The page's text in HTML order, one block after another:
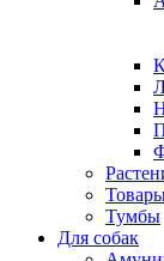
Тумбы
Для собак